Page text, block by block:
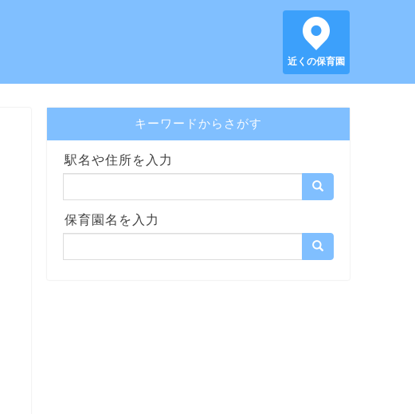
近くの保育園
キーワードからさがす
駅名や住所を入力
保育園名を入力